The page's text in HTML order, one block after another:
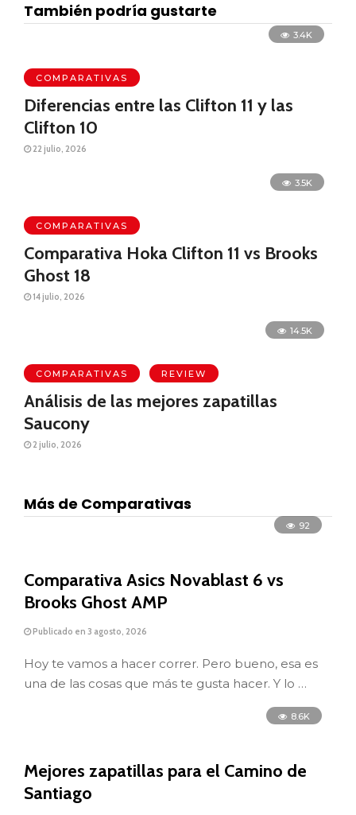
También podría gustarte
3.4K
COMPARATIVAS
Diferencias entre las Clifton 11 y las
Clifton 10
22 julio, 2026
3.5K
COMPARATIVAS
Comparativa Hoka Clifton 11 vs Brooks
Ghost 18
14 julio, 2026
14.5K
COMPARATIVAS REVIEW
Análisis de las mejores zapatillas
Saucony
2 julio, 2026
Más de Comparativas
92
Comparativa Asics Novablast 6 vs
Brooks Ghost AMP
Publicado en 3 agosto, 2026
Hoy te vamos a hacer correr. Pero bueno, esa es
una de las cosas que más te gusta hacer. Y lo …
8.6K
Mejores zapatillas para el Camino de
Santiago